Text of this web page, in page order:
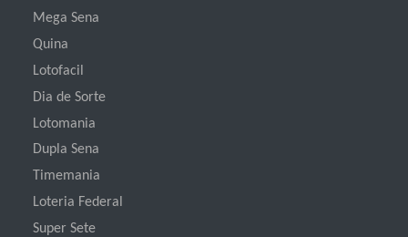
Mega Sena
Quina
Lotofacil
Dia de Sorte
Lotomania
Dupla Sena
Timemania
Loteria Federal
Super Sete